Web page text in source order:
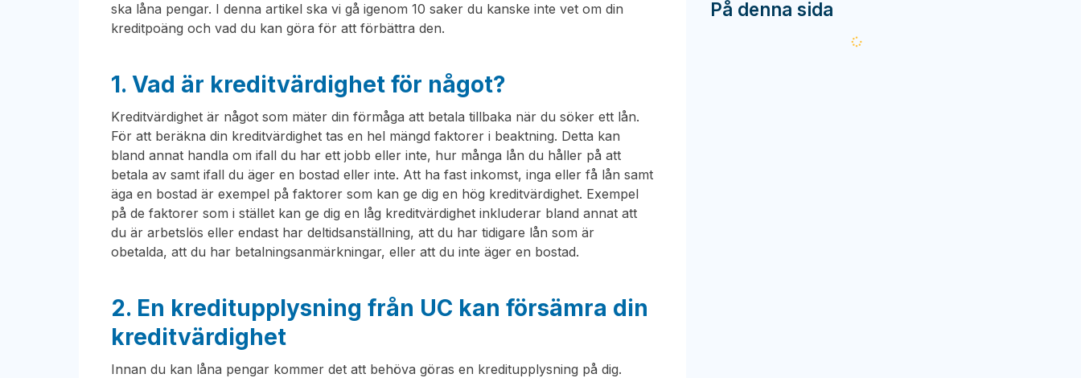
ska låna pengar. I denna artikel ska vi gå igenom 10 saker du kanske inte vet om din
kreditpoäng och vad du kan göra för att förbättra den.
1. Vad är kreditvärdighet för något?
Kreditvärdighet är något som mäter din förmåga att betala tillbaka när du söker ett lån.
För att beräkna din kreditvärdighet tas en hel mängd faktorer i beaktning. Detta kan
bland annat handla om ifall du har ett jobb eller inte, hur många lån du håller på att
betala av samt ifall du äger en bostad eller inte. Att ha fast inkomst, inga eller få lån samt
äga en bostad är exempel på faktorer som kan ge dig en hög kreditvärdighet. Exempel
på de faktorer som i stället kan ge dig en låg kreditvärdighet inkluderar bland annat att
du är arbetslös eller endast har deltidsanställning, att du har tidigare lån som är
obetalda, att du har betalningsanmärkningar, eller att du inte äger en bostad.
2. En kreditupplysning från UC kan försämra din
kreditvärdighet
Innan du kan låna pengar kommer det att behöva göras en kreditupplysning på dig.
På denna sida
Läser